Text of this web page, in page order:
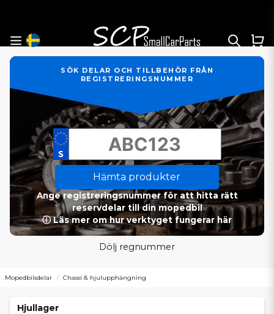
SÖK DELAR OCH TILLBEHÖR FRÅN
REGISTRERINGSNUMMER
Hämta produkter
Ange registreringsnummer för att hitta rätt
reservdelar till din mopedbil
ⓘ Läs mer om hur verktyget fungerar här
Dölj regnummer
Mopedbilsdelar Chassi & hjulupphängning
Hjullager